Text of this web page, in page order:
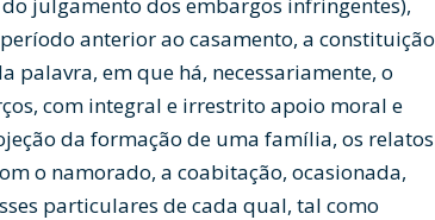
anterior ao casamento, a constituição
em que há, necessariamente, o
com integral e irrestrito apoio moral e
da formação de uma família, os relatos
o namorado, a coabitação, ocasionada,
particulares de cada qual, tal como